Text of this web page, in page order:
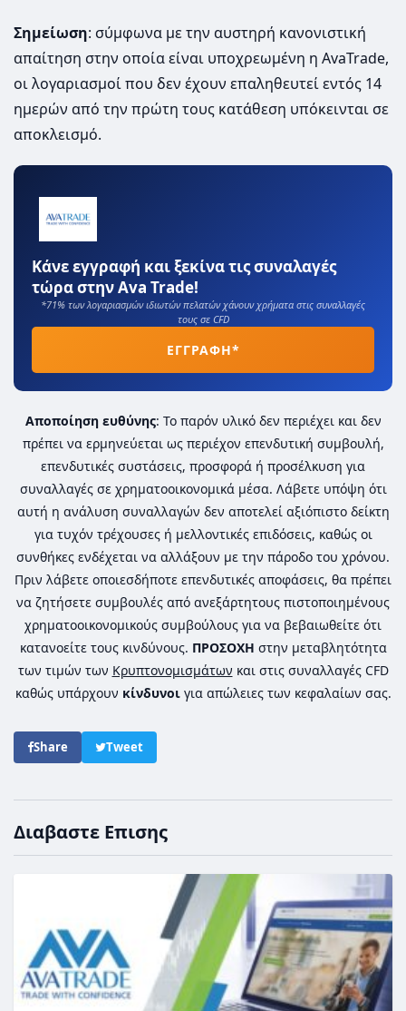
Σημείωση: σύμφωνα με την αυστηρή κανονιστική
απαίτηση στην οποία είναι υποχρεωμένη η AvaTrade,
οι λογαριασμοί που δεν έχουν επαληθευτεί εντός 14
ημερών από την πρώτη τους κατάθεση υπόκεινται σε
αποκλεισμό.
Κάνε εγγραφή και ξεκίνα τις συναλαγές
τώρα στην Ava Trade!
*71% των λογαριασμών ιδιωτών πελατών χάνουν χρήματα στις συναλλαγές
τους σε CFD
ΕΓΓΡΑΦΗ*
Αποποίηση ευθύνης: Το παρόν υλικό δεν περιέχει και δεν
πρέπει να ερμηνεύεται ως περιέχον επενδυτική συμβουλή,
επενδυτικές συστάσεις, προσφορά ή προσέλκυση για
συναλλαγές σε χρηματοοικονομικά μέσα. Λάβετε υπόψη ότι
αυτή η ανάλυση συναλλαγών δεν αποτελεί αξιόπιστο δείκτη
για τυχόν τρέχουσες ή μελλοντικές επιδόσεις, καθώς οι
συνθήκες ενδέχεται να αλλάξουν με την πάροδο του χρόνου.
Πριν λάβετε οποιεσδήποτε επενδυτικές αποφάσεις, θα πρέπει
να ζητήσετε συμβουλές από ανεξάρτητους πιστοποιημένους
χρηματοοικονομικούς συμβούλους για να βεβαιωθείτε ότι
κατανοείτε τους κινδύνους. ΠΡΟΣΟΧΗ στην μεταβλητότητα
των τιμών των Κρυπτονομισμάτων και στις συναλλαγές CFD
καθώς υπάρχουν κίνδυνοιγια απώλειες των κεφαλαίων σας.
Share Tweet
Διαβαστε Επισης